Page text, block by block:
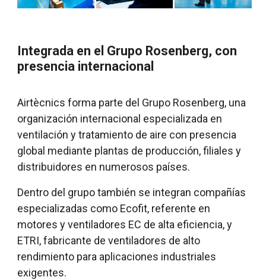
Integrada en el Grupo Rosenberg, con
presencia internacional
Airtècnics forma parte del Grupo Rosenberg, una
organización internacional especializada en
ventilación y tratamiento de aire con presencia
global mediante plantas de producción, filiales y
distribuidores en numerosos países.
Dentro del grupo también se integran compañías
especializadas como Ecofit, referente en
motores y ventiladores EC de alta eficiencia, y
ETRI, fabricante de ventiladores de alto
rendimiento para aplicaciones industriales
exigentes.